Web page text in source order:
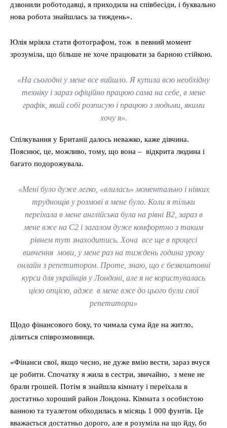
дзвонили роботодавці, я приходила на співбесіди, і буквально
нова робота знайшлась за тиждень».
Юлія мріяла стати фотографом, тож в певний момент
зрозуміла, що більше не хоче працювати за барною стійкою.
«На сьогодні у мене все вийшло. Я купила всю необхідну
техніку і зараз офіційно працюю сама на себе, в мене
графік, який собі розписую і працюю з людьми, якими
хочу я».
Спілкування у Британії далось неважко, каже дівчина.
Пояснює, це, можливо, тому, що вона – відкрита людина і
багато подорожувала.
«Мені було дуже легко, «влилась» моментально і ніяких
труднощів у розмові в мене було. Коли я тільки
переїхала в мене англійська була на рівні В2, зараз в
мене вже на C2 і загалом дуже комфортно з таким
рівнем тут знаходитись. Хоча все ще в процесі
вивчення мови, у мене раз на тиждень година уроку
онлайн з репетитором. Проте, знаю, що є безкоштовні
курси для українців у Лондоні, але я не користувалась
цією опцією, адже в мене вже до цього були свої
репетитори»
Щодо фінансового боку, то чимала сума йде на житло,
ділиться співрозмовниця.
«Фінанси свої, якщо чесно, не дуже вмію вести, зараз вчуся
це робити. Cпочатку я жила в сестри, звичайно, з мене не
брали грошей. Потім я знайшла кімнату і переїхала в
достатньо хороший район Лондона. Кімната з особистою
ванною та туалетом обходилась в місяць 1 000 фунтів. Це
вважається достатньо дорого, але я розуміла на що йду, бо